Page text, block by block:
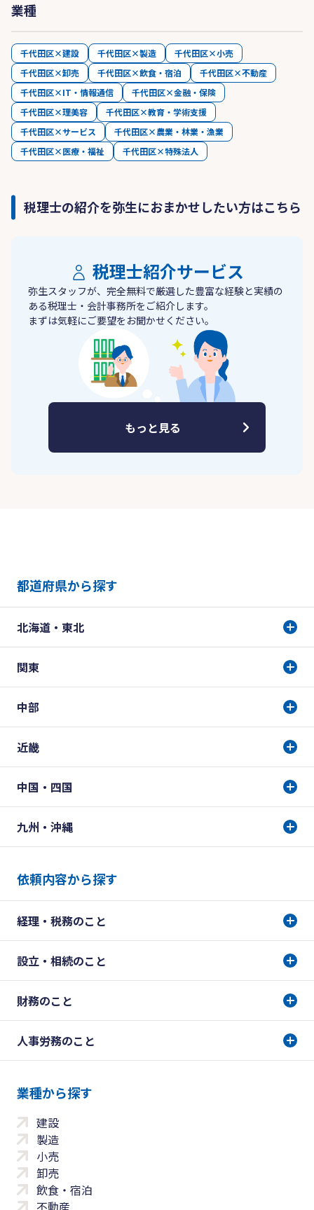
業種
千代田区×建設 千代田区×製造
千代田区×小売
千代田区×卸売
千代田区×飲食・宿泊
千代田区×不動産
千代田区×IT・情報通信
千代田区×金融・保険
千代田区×理美容
千代田区×教育・学術支援
千代田区×サービス
千代田区×農業・林業・漁業
千代田区×医療・福祉
千代田区×特殊法人
税理士の紹介を弥生におまかせしたい方はこちら
税理士紹介サービス
弥生スタッフが、完全無料で厳選した豊富な経験と実績の
ある税理士・会計事務所をご紹介します。
まずは気軽にご要望をお聞かせください。
もっと見る
都道府県から探す
北海道・東北
関東
中部
近畿
中国・四国
九州・沖縄
依頼内容から探す
経理・税務のこと
設立・相続のこと
財務のこと
人事労務のこと
業種から探す
建設
製造
小売
卸売
飲食・宿泊